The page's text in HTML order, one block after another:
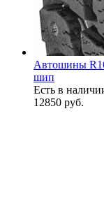
Автошины
шип
Есть в
12850 руб.